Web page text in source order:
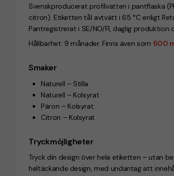
Svenskproducerat profilvatten i pantflaska
citron). Etiketten tål avtvätt i 65 °C enligt
Pantregistrerat i SE/NO/FI, daglig produktion
Hållbarhet: 9 månader. Finns även som 500
Smaker
Naturell – Stilla
Naturell – Kolsyrat
Päron – Kolsyrat
Citron – Kolsyrat
Tryckmöjligheter
Tryck din design över hela etiketten – utan
heltäckande design, med undantag att